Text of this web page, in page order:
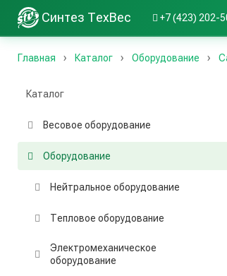
Синтез ТехВес +7 (423) 202-
Главная Каталог Оборудование
Каталог
Весовое оборудование
Оборудование
Нейтральное оборудование
Тепловое оборудование
Электромеханическое
оборудование